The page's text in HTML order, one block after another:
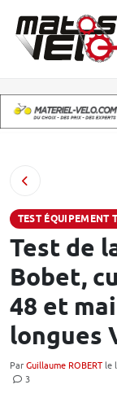
TEST ÉQUIPEMENT
Test de
Bobet,
48 et
longues
Par Guillaume ROBERT le
3